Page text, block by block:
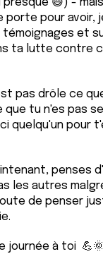
presque 😄) -
porte pour avoir,
et
ta lutte contre
pas drôle ce
que tu n'es pas
quelqu'un pour
penses
les autres
de penser
journée à toi